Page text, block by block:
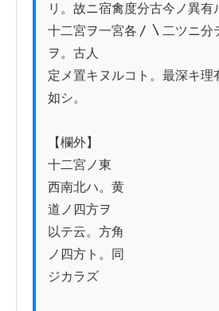
リ。故ニ宿禽度分古今ノ異有
十二宮ヲ一宮各〳〵二ツニ分
ヲ。古人
定メ置キヌルコト。最深キ理
如シ。
【欄外】
十二宮ノ東
西南北ハ。黄
道ノ四方ヲ
以テ云。方角
ノ四方ト。同
ジカラズ